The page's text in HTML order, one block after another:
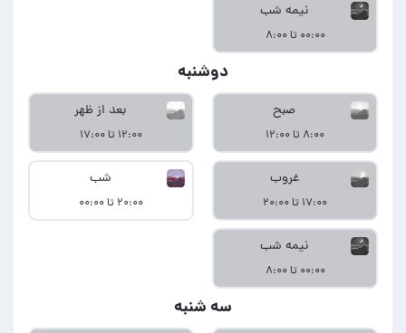
نیمه شب
۰۰:۰۰ تا ۸:۰۰
دوشنبه
صبح
۸:۰۰ تا ۱۲:۰۰
بعد از ظهر
۱۲:۰۰ تا ۱۷:۰۰
غروب
۱۷:۰۰ تا ۲۰:۰۰
شب
۲۰:۰۰ تا ۰۰:۰۰
نیمه شب
۰۰:۰۰ تا ۸:۰۰
سه شنبه